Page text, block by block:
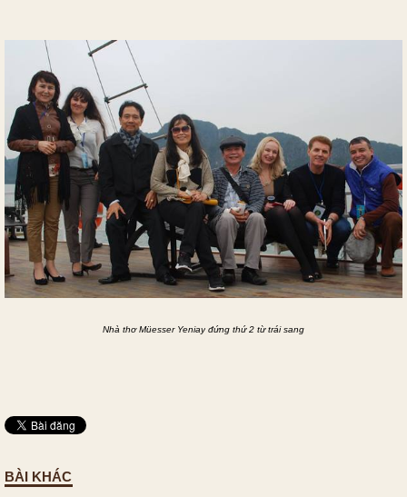
Nhà thơMüesser Yeniay đứng thứ 2 từ trái sang
BÀI KHÁC